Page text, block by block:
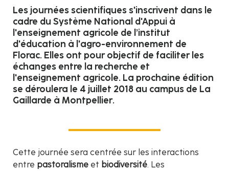
Les journées scientifiques s'inscrivent dans le
cadre du Système National d'Appui à
l'enseignement agricole de l’institut
d'éducation à l'agro-environnement de
Florac. Elles ont pour objectif de faciliter les
échanges entre la recherche et
l'enseignement agricole. La prochaine édition
se déroulera le 4 juillet 2018 au campus de La
Gaillarde à Montpellier.
Cette journée sera centrée sur les interactions
entre pastoralisme et biodiversité. Les